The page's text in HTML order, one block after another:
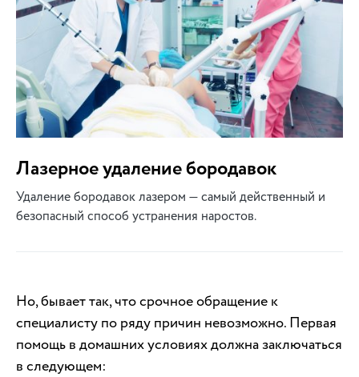
Лазерное удаление бородавок
Удаление бородавок лазером — самый действенный и
безопасный способ устранения наростов.
Но, бывает так, что срочное обращение к
специалисту по ряду причин невозможно. Первая
помощь в домашних условиях должна заключаться
в следующем: